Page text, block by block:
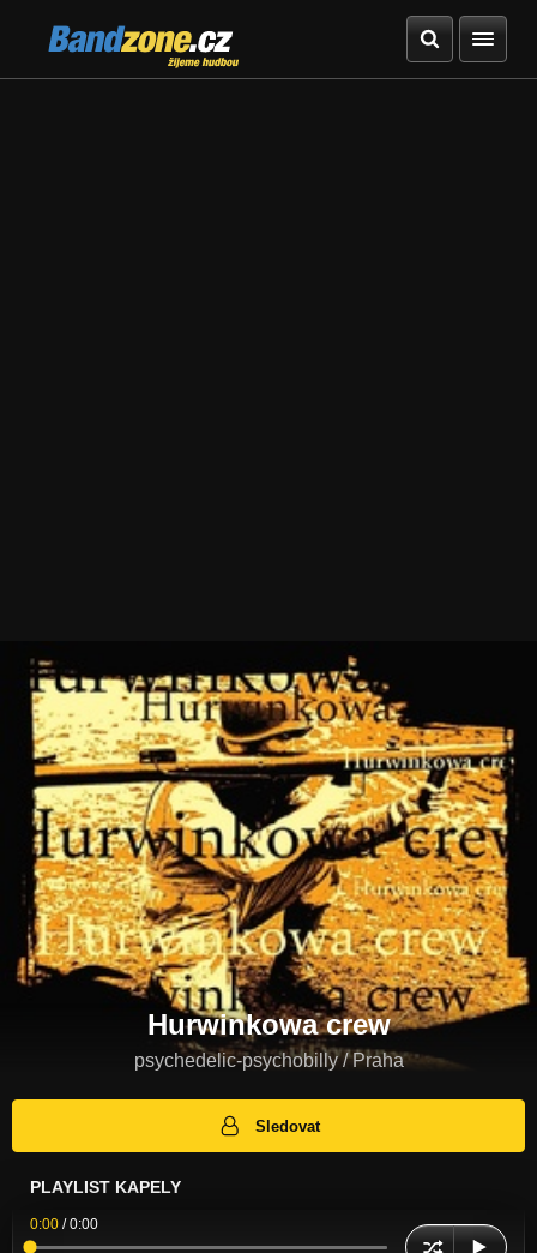
Bandzone.cz
žijeme hudbou
Hurwinkowa crew
psychedelic-psychobilly / Praha
Sledovat
PLAYLIST KAPELY
0:00 /0:00